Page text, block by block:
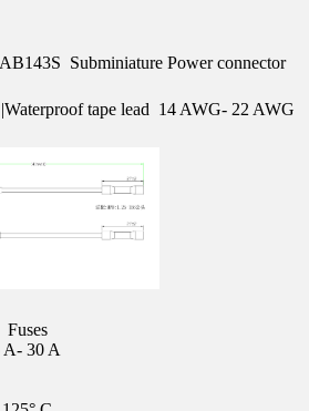
Subminiature Power connector
tape lead 14AWG- 22AWG
Fuses
A- 30 A